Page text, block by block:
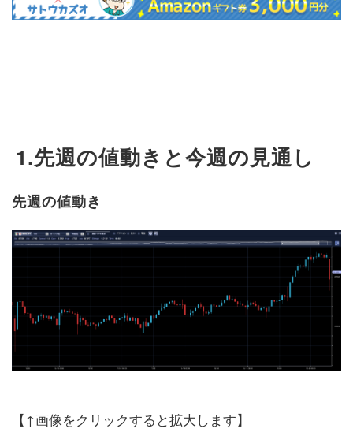
1.先週の値動きと今週の見通し
先週の値動き
【↑画像をクリックすると拡大します】